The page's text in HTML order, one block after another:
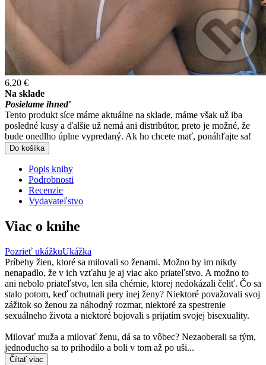
6,20 €
Na sklade
Posielame ihneď
Tento produkt síce máme aktuálne na sklade, máme však už iba
posledné kusy a ďalšie už nemá ani distribútor, preto je možné, že
bude onedlho úplne vypredaný. Ak ho chcete mať, ponáhľajte sa!
Do košíka
Popis knihy
Podrobnosti
Recenzie
Vydavateľstvo
Viac o knihe
Pozrieť ukážkuUkážka
Príbehy žien, ktoré sa milovali so ženami. Možno by im nikdy
nenapadlo, že v ich vzťahu je aj viac ako priateľstvo. A možno to
ani nebolo priateľstvo, len sila chémie, ktorej nedokázali čeliť. Čo sa
stalo potom, keď ochutnali pery inej ženy? Niektoré považovali svoj
zážitok so ženou za náhodný rozmar, niektoré za spestrenie
sexuálneho života a niektoré bojovali s prijatím svojej bisexuality.
Milovať muža a milovať ženu, dá sa to vôbec? Nezaoberali sa tým,
jednoducho sa to prihodilo a boli v tom až po uši...
Čítať viac